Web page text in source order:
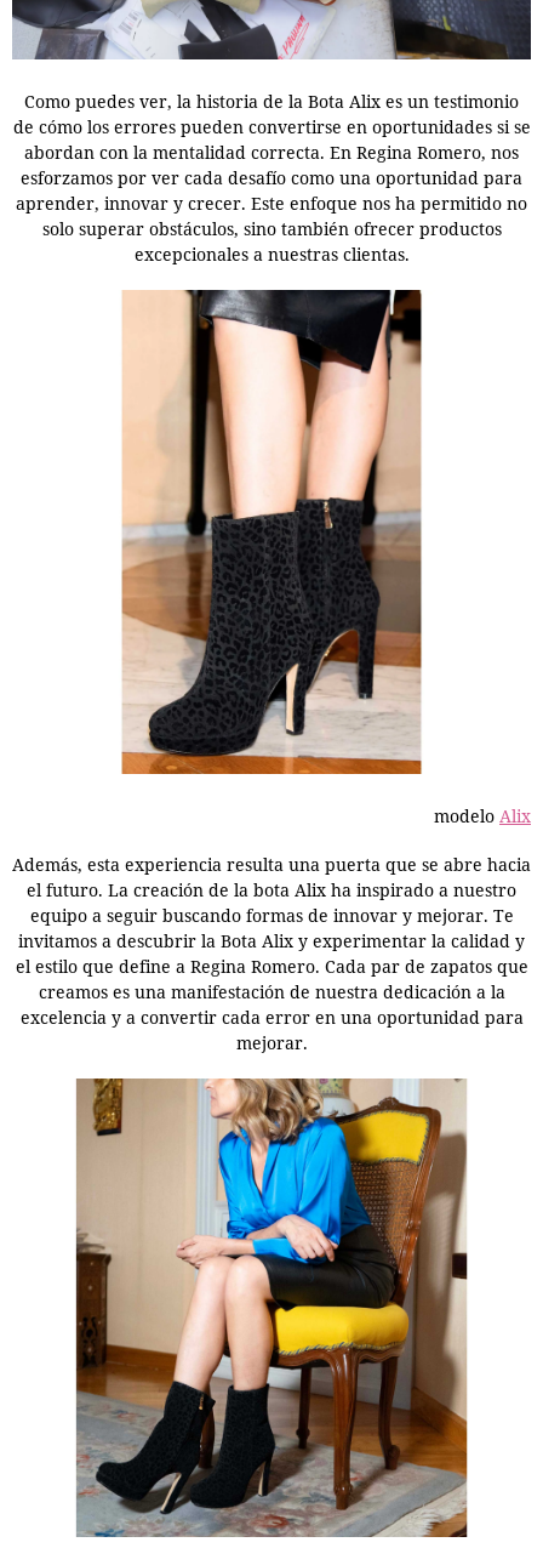
Como puedes ver, la historia de la Bota Alix es un testimonio
de cómo los errores pueden convertirse en oportunidades si se
abordan con la mentalidad correcta. En Regina Romero, nos
esforzamos por ver cada desafío como una oportunidad para
aprender, innovar y crecer. Este enfoque nos ha permitido no
solo superar obstáculos, sino también ofrecer productos
excepcionales a nuestras clientas.
modelo Alix
Además, esta experiencia resulta una puerta que se abre hacia
el futuro. La creación de la bota Alix ha inspirado a nuestro
equipo a seguir buscando formas de innovar y mejorar. Te
invitamos a descubrir la Bota Alix y experimentar la calidad y
el estilo que define a Regina Romero. Cada par de zapatos que
creamos es una manifestación de nuestra dedicación a la
excelencia y a convertir cada error en una oportunidad para
mejorar.